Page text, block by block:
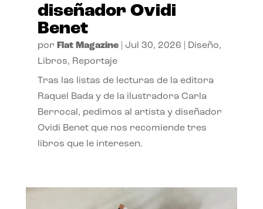
diseñador Ovidi
Benet
por Flat Magazine| Jul 30, 2026 Diseño,
Libros, Reportaje
Tras las listas de lecturas de la editora
Raquel Bada y de la ilustradora Carla
Berrocal, pedimos al artista y diseñador
Ovidi Benet que nos recomiende tres
libros que le interesen.